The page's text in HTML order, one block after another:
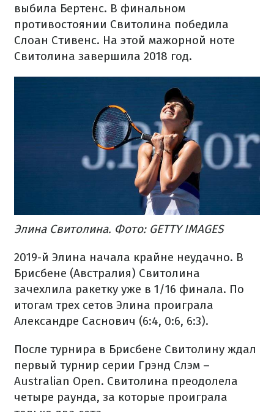
выбила Бертенс. В финальном
противостоянии Свитолина победила
Слоан Стивенс. На этой мажорной ноте
Свитолина завершила 2018 год.
Элина Свитолина. Фото: GETTY IMAGES
2019-й Элина начала крайне неудачно. В
Брисбене (Австралия) Свитолина
зачехлила ракетку уже в 1/16 финала. По
итогам трех сетов Элина проиграла
Александре Саснович (6:4, 0:6, 6:3).
После турнира в Брисбене Свитолину ждал
первый турнир серии Грэнд Слэм –
Australian Open. Свитолина преодолела
четыре раунда, за которые проиграла